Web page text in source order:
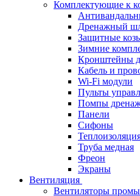
Комплектующие к
Дренажный
Защитные
Зимние
Кронштейны
Кабель и
Wi-Fi модули
Пульты
Помпы
Панели
Сифоны
Труба медная
Фреон
Экраны
Вентиляция
Вентиляторы